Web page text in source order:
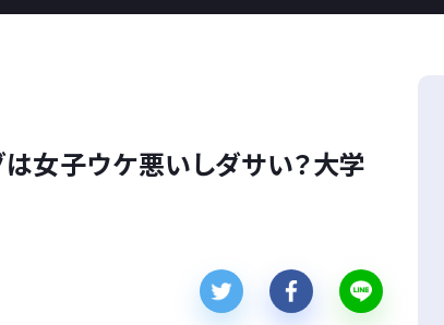
女子ウケ悪いしダサい？大学